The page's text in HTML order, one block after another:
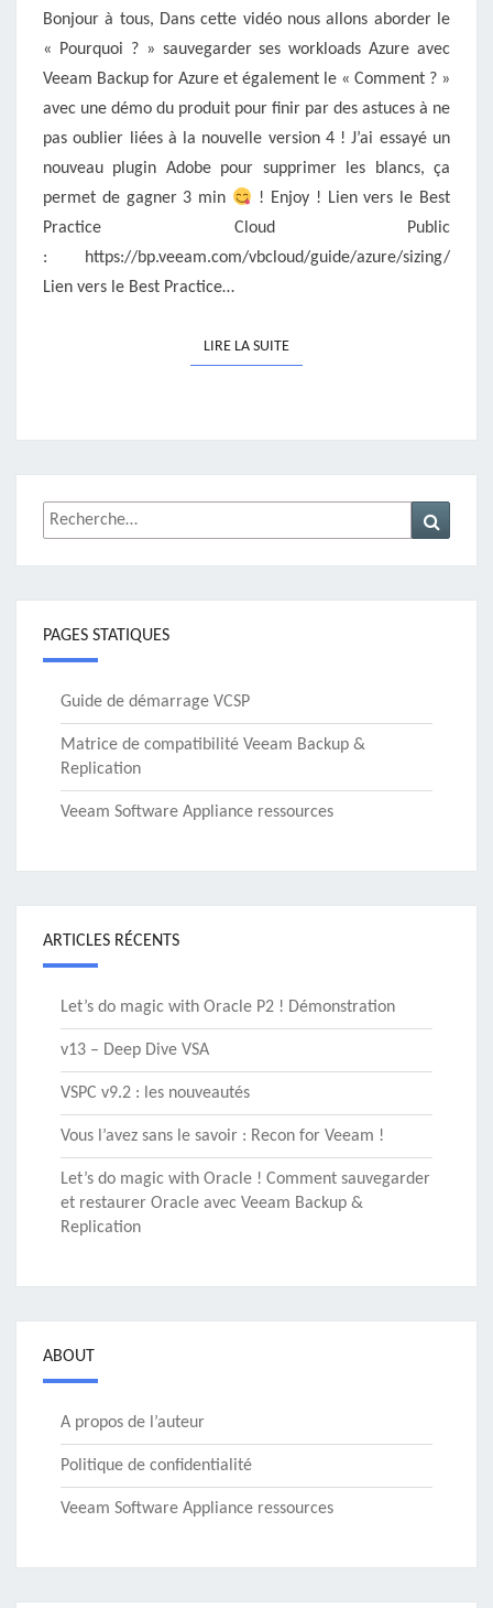
?
Bonjour à tous, Dans cette vidéo nous allons aborder le
« Pourquoi ? » sauvegarder ses workloads Azure avec
Veeam Backup for Azure et également le « Comment ? »
avec une démo du produit pour finir par des astuces à ne
pas oublier liées à la nouvelle version 4 ! J’ai essayé un
nouveau plugin Adobe pour supprimer les blancs, ça
permet de gagner 3 min
! Enjoy ! Lien vers le Best
Practice Cloud Public
: https://bp.veeam.com/vbcloud/guide/azure/sizing/
Lien vers le Best Practice…
LIRE LA SUITELIRE LA SUITE
Rechercher :
PAGES STATIQUES
Guide de démarrage VCSP
Matrice de compatibilité Veeam Backup &
Replication
Veeam Software Appliance ressources
ARTICLES RÉCENTS
Let’s do magic with Oracle P2 ! Démonstration
v13 – Deep Dive VSA
VSPC v9.2 : les nouveautés
Vous l’avez sans le savoir : Recon for Veeam !
Let’s do magic with Oracle ! Comment sauvegarder
et restaurer Oracle avec Veeam Backup &
Replication
ABOUT
A propos de l’auteur
Politique de confidentialité
Veeam Software Appliance ressources